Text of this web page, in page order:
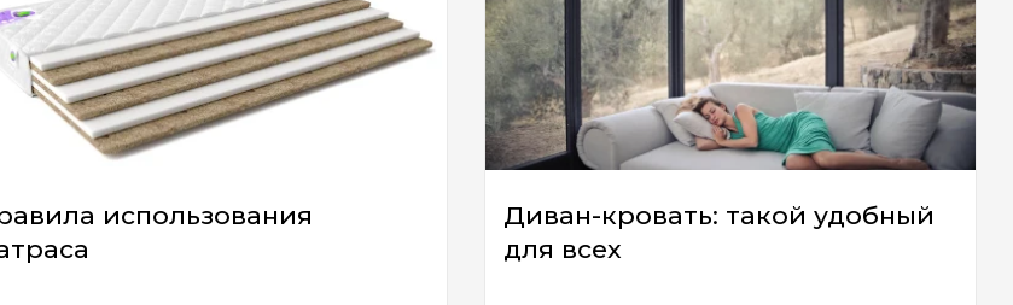
использования
Диван-кровать: такой удобный
для всех